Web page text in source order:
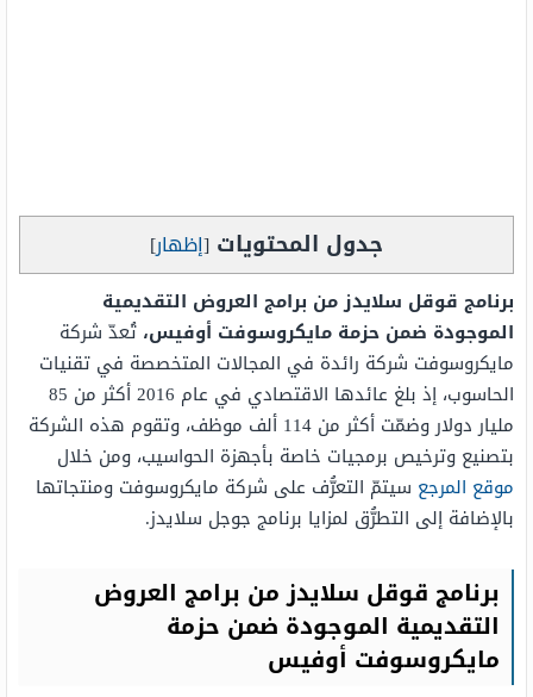
جدول المحتويات [إظهار]
برنامج قوقل سلايدز من برامج العروض التقديمية
الموجودة ضمن حزمة مايكروسوفت أوفيس، تُعدّ شركة
مايكروسوفت شركة رائدة في المجالات المتخصصة في تقنيات
الحاسوب، إذ بلغ عائدها الاقتصادي في عام 2016 أكثر من 85
مليار دولار وضمّت أكثر من 114 ألف موظف، وتقوم هذه الشركة
بتصنيع وترخيص برمجيات خاصة بأجهزة الحواسيب، ومن خلال
موقع المرجع سيتمّ التعرُّف على شركة مايكروسوفت ومنتجاتها
بالإضافة إلى التطرُّق لمزايا برنامج جوجل سلايدز.
برنامج قوقل سلايدز من برامج العروض
التقديمية الموجودة ضمن حزمة
مايكروسوفت أوفيس